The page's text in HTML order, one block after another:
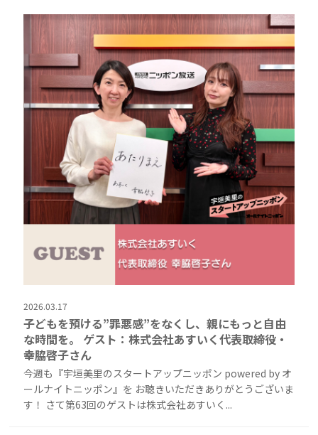
2026.03.17
子どもを預ける”罪悪感”をなくし、親にもっと自由
な時間を。 ゲスト：株式会社あすいく代表取締役・
幸脇啓子さん
今週も『宇垣美里のスタートアップニッポン powered by オ
ールナイトニッポン』を お聴きいただきありがとうございま
す！ さて第63回のゲストは株式会社あすいく...